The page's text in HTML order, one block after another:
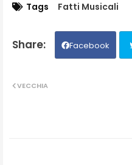
Tags Fatti Musicali
Facebook
VECCHIA